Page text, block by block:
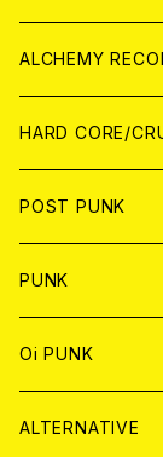
PATCH
アナログ
DIGITAL
ALCHEMY
CD
ANALOG
HARD CORE/
JAPAN
CD
ANALOG
WORLD
CD
ANALOG
POST PUNK
CD
JAPAN
WORLD
ANALOG
JAPAN
PUNK
JAPAN
CD
WORLD
Oi PUNK
JAPAN
ALTERNATIVE